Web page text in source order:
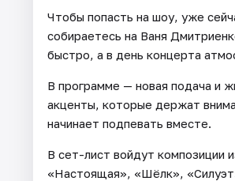
Чтобы попасть на шоу, уже
собираетесь на Ваня
быстро, а в день концерта
В программе — новая подача и
акценты, которые держат
начинает подпевать вместе.
В сет-лист войдут композиции
«Настоящая», «Шёлк»,